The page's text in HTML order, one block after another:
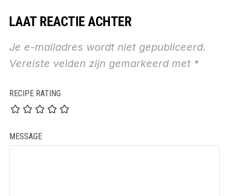
LAAT REACTIE ACHTER
Je e-mailadres wordt niet gepubliceerd.
Vereiste velden zijn gemarkeerd met *
RECIPE RATING
MESSAGE